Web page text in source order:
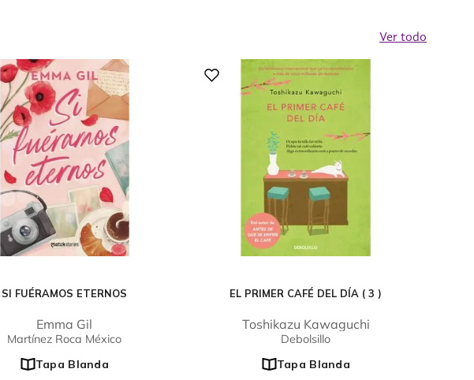
Ver todo
SI FUÉRAMOS ETERNOS
Emma Gil
Martínez Roca México
Tapa Blanda
EL PRIMER CAFÉ DEL DÍA ( 3 )
Toshikazu Kawaguchi
Debolsillo
Tapa Blanda